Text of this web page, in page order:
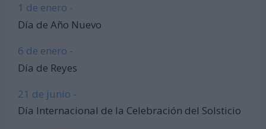
1 de enero -
Día de Año Nuevo
6 de enero -
Día de Reyes
21 de junio -
Día Internacional de la Celebración del Solsticio